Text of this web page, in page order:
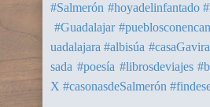
#Salmerón #hoyadelinfantado
#Guadalajar
uadalajara #albisúa #casaGavira
sada #poesía #librosdeviajes
X #casonasdeSalmerón